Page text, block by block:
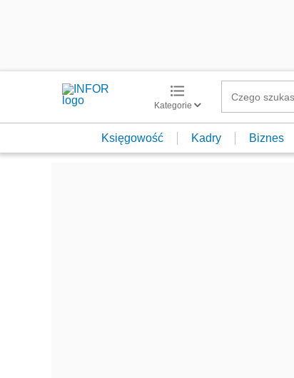
Kategorie
Księgowość Kadry Biznes